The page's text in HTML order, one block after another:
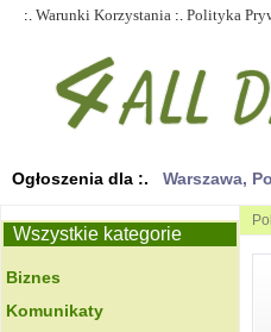
:. Warunki Korzystania :. Polityka
Ogłoszenia dla :. Warszawa,
Wszystkie kategorie
Biznes
Komunikaty